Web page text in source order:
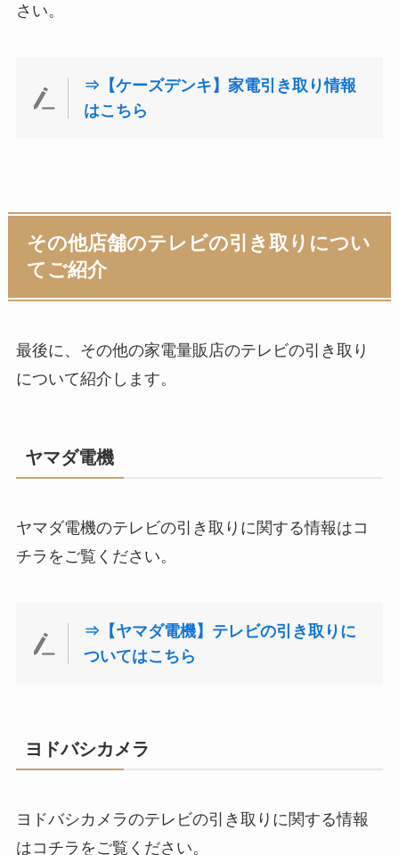
さい。
⇒【ケーズデンキ】家電引き取り情報
はこちら
その他店舗のテレビの引き取りについ
てご紹介
最後に、その他の家電量販店のテレビの引き取り
について紹介します。
ヤマダ電機
ヤマダ電機のテレビの引き取りに関する情報はコ
チラをご覧ください。
⇒【ヤマダ電機】テレビの引き取りに
ついてはこちら
ヨドバシカメラ
ヨドバシカメラのテレビの引き取りに関する情報
はコチラをご覧ください。